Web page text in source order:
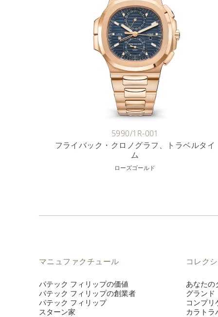
5990/1R-001
フライバック・クロノグラフ、トラベルタイ
ム
ローズゴールド
マニュファクチュール
パテック フィリップの価値
パテック フィリップの創業者
パテック フィリップ
スターン家
コレク
あなたの
グランド
コンプリ
カラトラ